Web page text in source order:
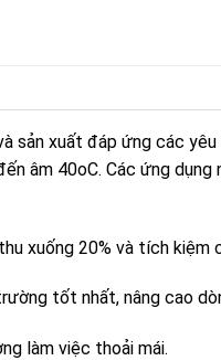
xuất đáp ứng các yêu
âm 40oC. Các ứng
xuống 20% và tích kiệm
tốt nhất, nâng cao
làm việc thoải mái.